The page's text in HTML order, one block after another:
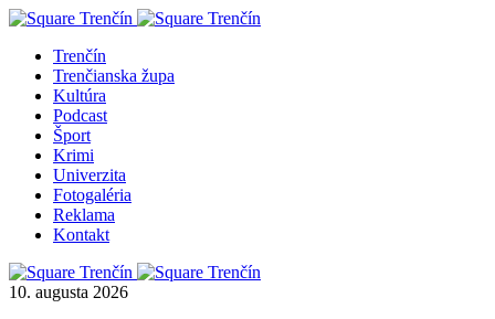
Trenčín
Trenčianska župa
Kultúra
Podcast
Šport
Krimi
Univerzita
Fotogaléria
Reklama
Kontakt
10. augusta 2026